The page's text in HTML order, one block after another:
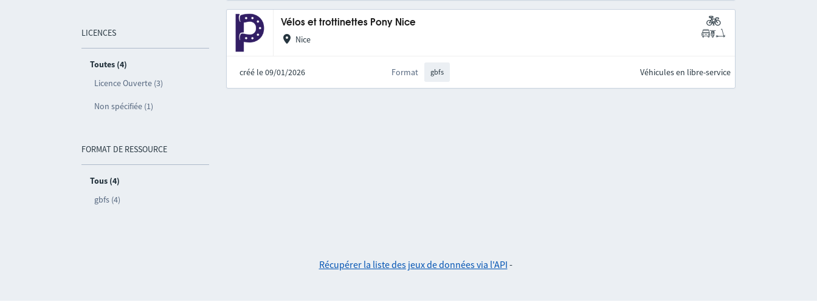
LICENCES
Toutes (4)
Licence Ouverte (3)
Non spécifiée (1)
FORMAT DE RESSOURCE
Tous (4)
gbfs (4)
Vélos et trottinettes Pony Nice
Nice
créé le 09/01/2026 Format gbfs Véhicules en libre-service
Récupérer la liste des jeux de données via l'API -